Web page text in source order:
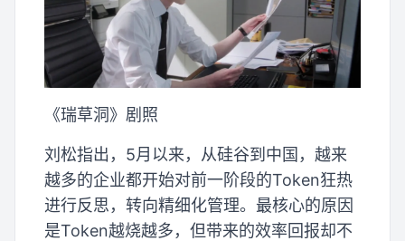
《瑞草洞》剧照
刘松指出，5月以来，从硅谷到中国，越来
越多的企业都开始对前一阶段的Token狂热
进行反思，转向精细化管理。最核心的原因
是Token越烧越多，但带来的效率回报却不